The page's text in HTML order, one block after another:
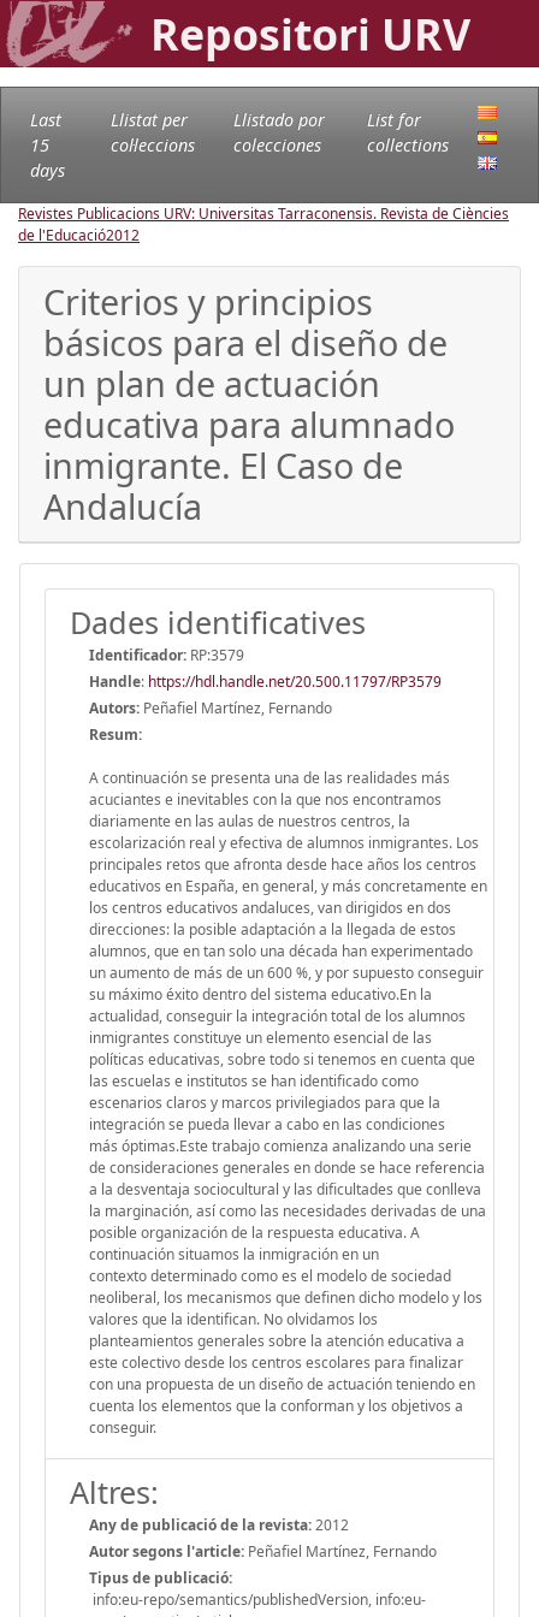
Repositori URV
Last
15
days
Llistat per
col·leccions
Llistado por
colecciones
List for
collections
Revistes Publicacions URV: Universitas Tarraconensis. Revista de Ciències
de l'Educació2012
Criterios y principios
básicos para el diseño de
un plan de actuación
educativa para alumnado
inmigrante. El Caso de
Andalucía
Dades identificatives
Identificador: RP:3579
Handle: https://hdl.handle.net/20.500.11797/RP3579
Autors: Peñafiel Martínez, Fernando
Resum:
A continuación se presenta una de las realidades más
acuciantes e inevitables con la que nos encontramos
diariamente en las aulas de nuestros centros, la
escolarización real y efectiva de alumnos inmigrantes. Los
principales retos que afronta desde hace años los centros
educativos en España, en general, y más concretamente en
los centros educativos andaluces, van dirigidos en dos
direcciones: la posible adaptación a la llegada de estos
alumnos, que en tan solo una década han experimentado
un aumento de más de un 600 %, y por supuesto conseguir
su máximo éxito dentro del sistema educativo.En la
actualidad, conseguir la integración total de los alumnos
inmigrantes constituye un elemento esencial de las
políticas educativas, sobre todo si tenemos en cuenta que
las escuelas e institutos se han identificado como
escenarios claros y marcos privilegiados para que la
integración se pueda llevar a cabo en las condiciones
más óptimas.Este trabajo comienza analizando una serie
de consideraciones generales en donde se hace referencia
a la desventaja sociocultural y las dificultades que conlleva
la marginación, así como las necesidades derivadas de una
posible organización de la respuesta educativa. A
continuación situamos la inmigración en un
contexto determinado como es el modelo de sociedad
neoliberal, los mecanismos que definen dicho modelo y los
valores que la identifican. No olvidamos los
planteamientos generales sobre la atención educativa a
este colectivo desde los centros escolares para finalizar
con una propuesta de un diseño de actuación teniendo en
cuenta los elementos que la conforman y los objetivos a
conseguir.
Altres:
Any de publicació de la revista:2012
Autor segons l'article: Peñafiel Martínez, Fernando
Tipus de publicació:
info:eu-repo/semantics/publishedVersion, info:eu-